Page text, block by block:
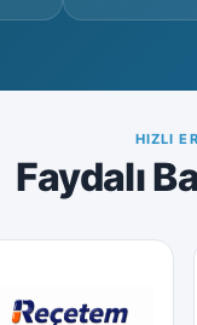
HIZLI
Faydalı